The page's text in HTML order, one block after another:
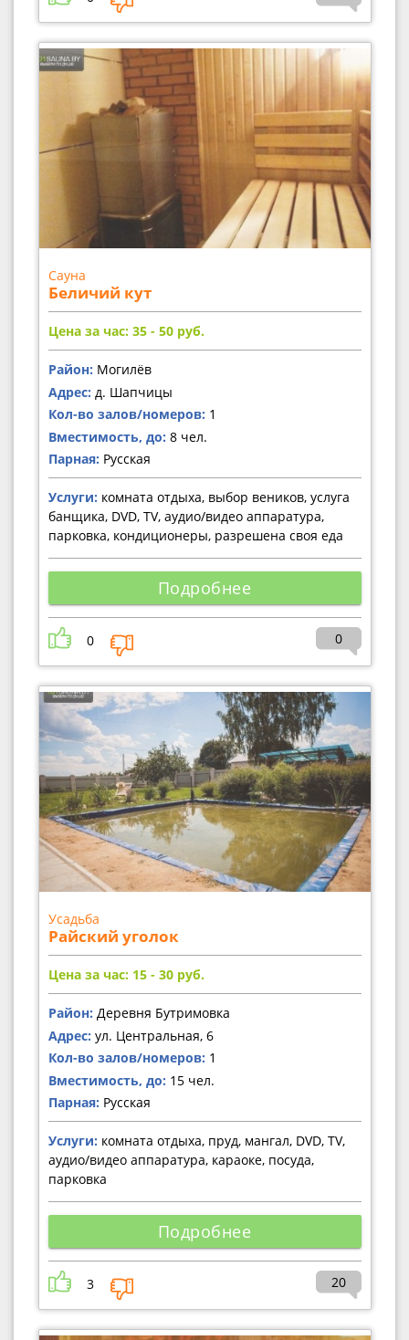
Сауна
Беличий кут
Цена за час: 35 - 50 руб.
Район: Могилёв
Адрес: д. Шапчицы
Кол-во залов/номеров: 1
Вместимость, до: 8 чел.
Парная: Русская
Услуги: комната отдыха, выбор веников, услуга
банщика, DVD, TV, аудио/видео аппаратура,
парковка, кондиционеры, разрешена своя еда
Подробнее
0 0
Усадьба
Райский уголок
Цена за час: 15 - 30 руб.
Район: Деревня Бутримовка
Адрес: ул. Центральная, 6
Кол-во залов/номеров: 1
Вместимость, до: 15 чел.
Парная: Русская
Услуги: комната отдыха, пруд, мангал, DVD, TV,
аудио/видео аппаратура, караоке, посуда,
парковка
Подробнее
3 20